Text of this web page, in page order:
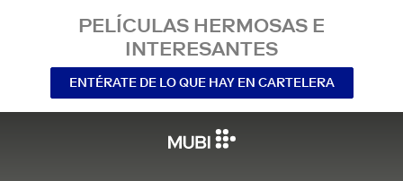
PELÍCULAS HERMOSAS E
INTERESANTES
ENTÉRATE DE LO QUE HAY EN CARTELERA